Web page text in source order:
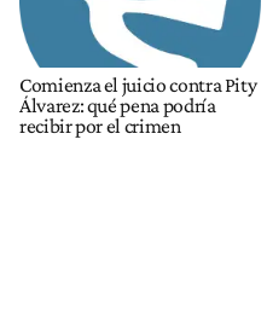
Comienza el juicio contra Pity
Álvarez: qué pena podría
recibir por el crimen